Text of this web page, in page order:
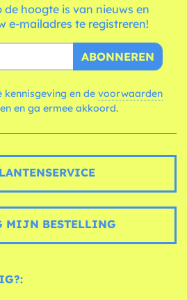
de hoogte is van nieuws en
e-mailadres te registreren!
ABONNEREN
en de voorwaarden
en ga ermee akkoord.
MIJN BESTELLING